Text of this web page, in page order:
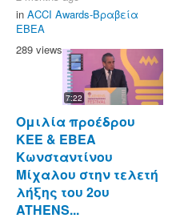
in ACCI Awards-Βραβεία
ΕΒΕΑ
289 views
7:22
Ομιλία προέδρου
ΚΕΕ & ΕΒΕΑ
Κωνσταντίνου
Μίχαλου στην τελετή
λήξης του 2ου
ATHENS...